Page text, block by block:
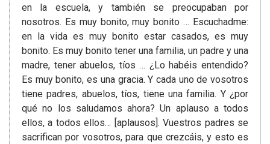
en la escuela, y también se preocupaban por
nosotros. Es muy bonito, muy bonito … Escuchadme:
en la vida es muy bonito estar casados, es muy
bonito. Es muy bonito tener una familia, un padre y una
madre, tener abuelos, tíos … ¿Lo habéis entendido?
Es muy bonito, es una gracia. Y cada uno de vosotros
tiene padres, abuelos, tíos, tiene una familia. Y ¿por
qué no los saludamos ahora? Un aplauso a todos
ellos, a todos ellos… [aplausos]. Vuestros padres se
sacrifican por vosotros, para que crezcáis, y esto es